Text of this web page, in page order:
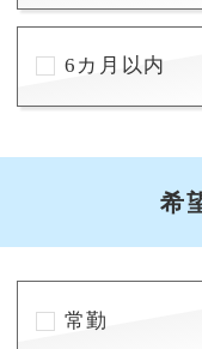
6カ月以内
希
常勤